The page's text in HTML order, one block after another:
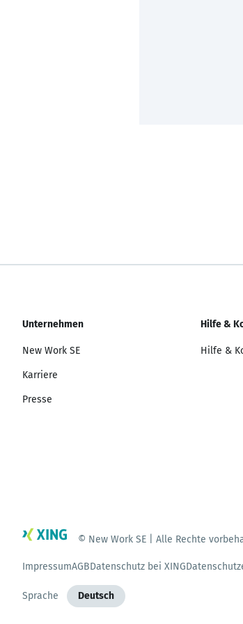
Unternehmen
New Work SE
Karriere
Presse
Hilfe &
Hilfe &
© New Work SE | Alle Rechte
ImpressumAGBDatenschutz bei XING
Sprache Deutsch